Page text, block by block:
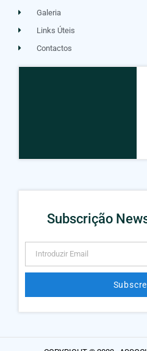
Galeria
Links Úteis
Contactos
Subscrição